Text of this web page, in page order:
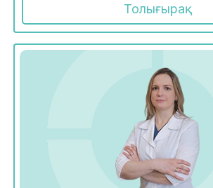
Толығырақ